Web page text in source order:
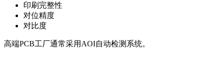
印刷完整性
对位精度
对比度
高端PCB工厂通常采用AOI自动检测系统。